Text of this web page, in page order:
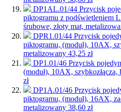
DP1AL.01/44 Przycisk
piktogramu z podświetleniem
śrubowe, złoty mat,
DPR1.01/44 Przycisk
piktogramu, (moduł), 10AX,
metalizowany 43,25 zł
DP1.01/46 Przycisk
(moduł), 10AX,
zł
DP1A.01/46 Przycisk
piktogramu, (moduł), 16AX,
metalizowany 38,60 zł